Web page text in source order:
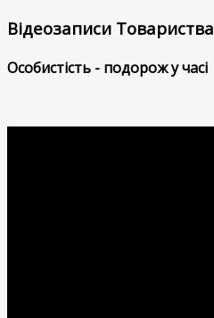
Відеозаписи Товариства
Особистість - подорож у часі